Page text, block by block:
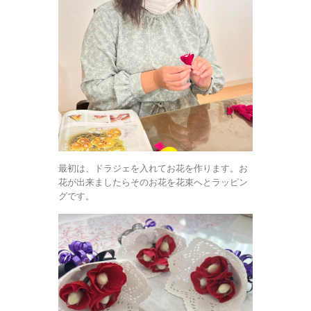
最初は、ドラジェを入れてお花を作ります。お
花が出来ましたらそのお花を花束へとラッピン
グです。